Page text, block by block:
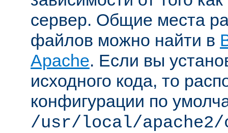
сервер. Общие места
файлов можно найти в
Apache. Если вы
исходного кода, то
конфигурации по
/usr/local/apache2/